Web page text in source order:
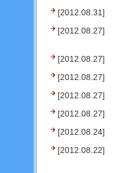
[2012.08.31]
[2012.08.27]
[2012.08.27]
[2012.08.27]
[2012.08.27]
[2012.08.27]
[2012.08.24]
[2012.08.22]